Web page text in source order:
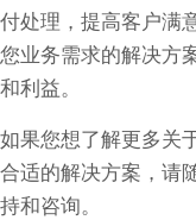
付处理，提高客户满
您业务需求的解决方
和利益。
如果您想了解更多关
合适的解决方案，请
持和咨询。